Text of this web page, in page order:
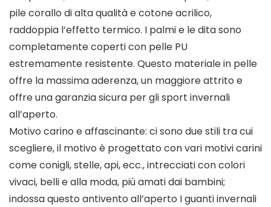
pile corallo di alta qualità e cotone acrilico,
raddoppia l’effetto termico. I palmi e le dita sono
completamente coperti con pelle PU
estremamente resistente. Questo materiale in pelle
offre la massima aderenza, un maggiore attrito e
offre una garanzia sicura per gli sport invernali
all’aperto.
Motivo carino e affascinante: ci sono due stili tra cui
scegliere, il motivo è progettato con vari motivi carini
come conigli, stelle, api, ecc., intrecciati con colori
vivaci, belli e alla moda, più amati dai bambini;
indossa questo antivento all’aperto I guanti invernali